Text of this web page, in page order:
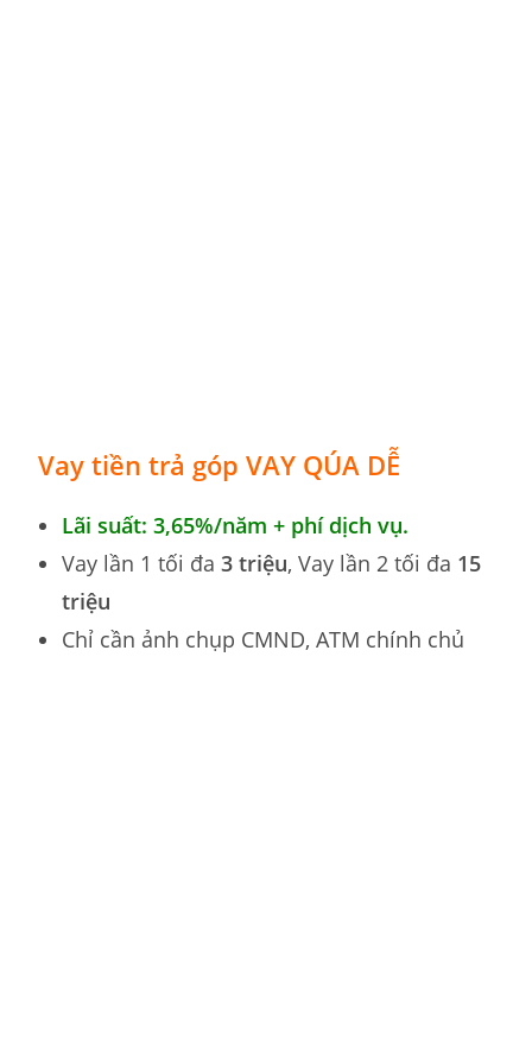
Vay tiền trả gópVAY QÚA DỄ
Lãi suất: 3,65%/năm + phí dịch vụ.
Vay lần 1 tối đa3 triệu, Vay lần 2 tối đa 15
triệu
Chỉ cần ảnh chụp CMND, ATM chính chủ